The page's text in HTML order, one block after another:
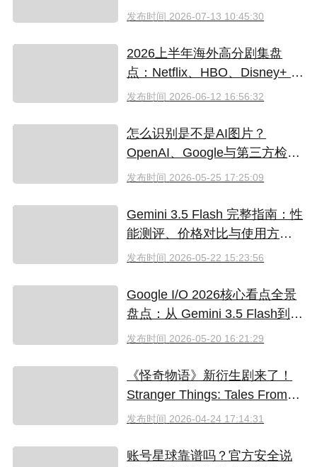
值得升级吗
发布时间 2026-07-13 10:45:30
2026上半年海外高分剧集盘
点：Netflix、HBO、Disney+ 哪
些爆款必追？（附国内超划算
发布时间 2026-06-12 16:56:32
怎么识别是不是AI图片？
OpenAI、Google与第三方检测
工具对比
发布时间 2026-05-25 17:25:09
Gemini 3.5 Flash 完整指南：性
能测评、价格对比与使用方法
（2026）
发布时间 2026-05-22 15:23:56
Google I/O 2026核心看点全景
盘点：从 Gemini 3.5 Flash到全
新AI智能体生态
发布时间 2026-05-20 16:21:29
《怪奇物语》新衍生剧来了！
Stranger Things: Tales From
'85 好看吗？附奈飞拼车低价观
发布时间 2026-04-24 17:14:31
账号星球靠谱吗？官方安全说